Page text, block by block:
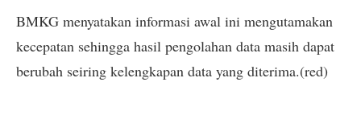
BMKG menyatakan informasi awal ini mengutamakan
kecepatan sehingga hasil pengolahan data masih dapat
berubah seiring kelengkapan data yang diterima.(red)